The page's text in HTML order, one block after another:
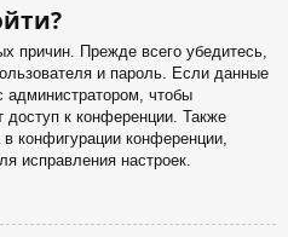
причин. Прежде всего убедитесь,
и пароль. Если данные
администратором, чтобы
доступ к конференции. Также
конфигурации конференции,
исправления настроек.